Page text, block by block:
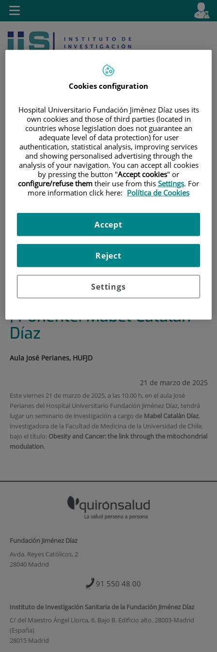
Saltar al contenido
activo
es
Buscar
Toggle
navigation
FORMACIÓN Y EMPLEO
|PLAN DE FORMACIÓN
SEMINARIO DE INVESTIGACIÓN | PONENTE: MABEL
CATALÁN DÍAZ
Seminario de investigación
| Ponente: Mabel Catalán
Díaz
Aula José Perianes, HUFJD
21 de marzo de 2025
Este viernes 21 de marzo de 2025, a las 10.00 h, en el aula José
Perianes del Hospital Universitario Fundación Jiménez Díaz, tendrá
lugar un seminario de investigación a cargo de Mabel Catalán Díaz,
investigadora de la Facultad de Medicina de la Universidad de Chile,
bajo el título: Obesity and Cancer: the link through the mitochondrial
modulation.
Fundación Jiménez Díaz
Avda. Reyes Católicos, 2
28040 Madrid
91 550 48 00
Instituto de Investigación Sanitaria de la Fundación Jiménez Díaz
C/ del Maestro Ángel Llorca, 6. Bajo B. Edificio alto. 28003-Madrid
(España)
28015 Madrid
Cookies configuration
Hospital Universitario Fundación Jiménez Díaz uses its
own cookies and those of third parties (located in
countries whose legislation does not guarantee an
adequate level of data protection) for user
authentication, statistical analysis, improving services
and showing personalised advertising through the
analysis of your navigation. You can accept all cookies
by pressing the button "Accept cookies" or
configure/refuse them their use from this Settings. For
more information click here: Política de Cookies
Settings
Reject
Accept